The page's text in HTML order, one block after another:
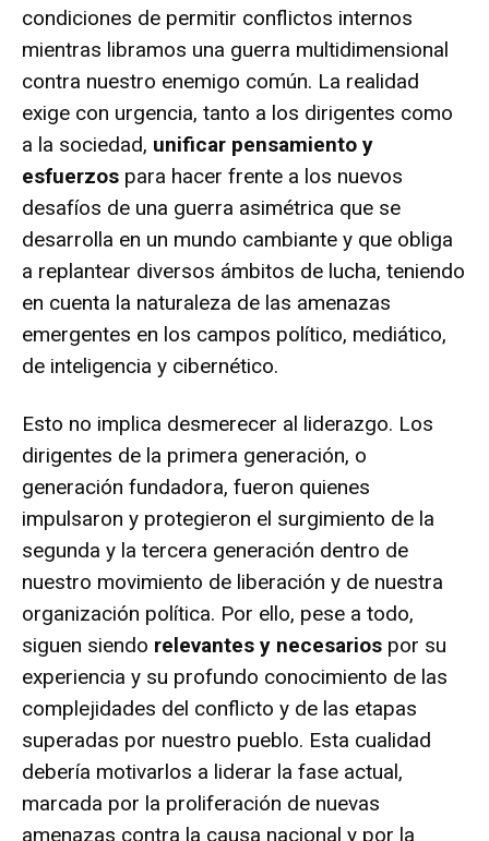
condiciones de permitir conflictos internos
mientras libramos una guerra multidimensional
contra nuestro enemigo común. La realidad
exige con urgencia, tanto a los dirigentes como
a la sociedad, unificar pensamiento y
esfuerzos para hacer frente a los nuevos
desafíos de una guerra asimétrica que se
desarrolla en un mundo cambiante y que obliga
a replantear diversos ámbitos de lucha, teniendo
en cuenta la naturaleza de las amenazas
emergentes en los campos político, mediático,
de inteligencia y cibernético.
Esto no implica desmerecer al liderazgo. Los
dirigentes de la primera generación, o
generación fundadora, fueron quienes
impulsaron y protegieron el surgimiento de la
segunda y la tercera generación dentro de
nuestro movimiento de liberación y de nuestra
organización política. Por ello, pese a todo,
siguen siendo relevantes y necesarios por su
experiencia y su profundo conocimiento de las
complejidades del conflicto y de las etapas
superadas por nuestro pueblo. Esta cualidad
debería motivarlos a liderar la fase actual,
marcada por la proliferación de nuevas
amenazas contra la causa nacional y por la